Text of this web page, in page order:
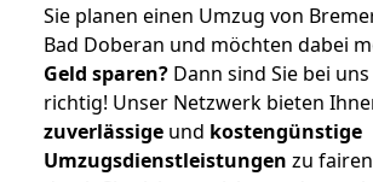
Sie planen einen Umzug von
Bad Doberan und möchten dabei
Geld sparen? Dann sind Sie bei
richtig! Unser Netzwerk bieten
zuverlässige und kostengünstige
Umzugsdienstleistungen zu